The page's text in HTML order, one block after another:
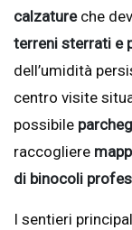
calzatureche
terreni sterrati e
dell’umidità
centro visite
possibile
raccogliere
di binocoli
I sentieri